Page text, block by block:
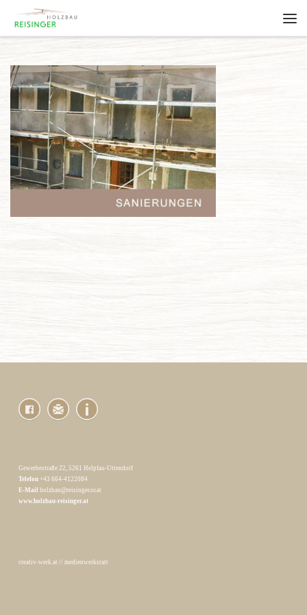
Gewerbestraße 22, 5261 Helpfau-Uttendorf
Telefon+43 664-4122084
E-Mail
holzbau@reisinger.or.at
www.holzbau-reisinger.at
creativ-werk.at // medienwerkstatt